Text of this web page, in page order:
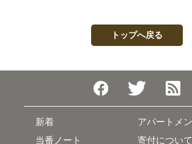
トップへ戻る
新着
当番ノート
アパートメ
寄付について